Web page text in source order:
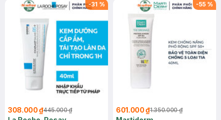
-31 %
308.000 ₫445.000 ₫
-55 %
601.000 ₫1.350.000 ₫